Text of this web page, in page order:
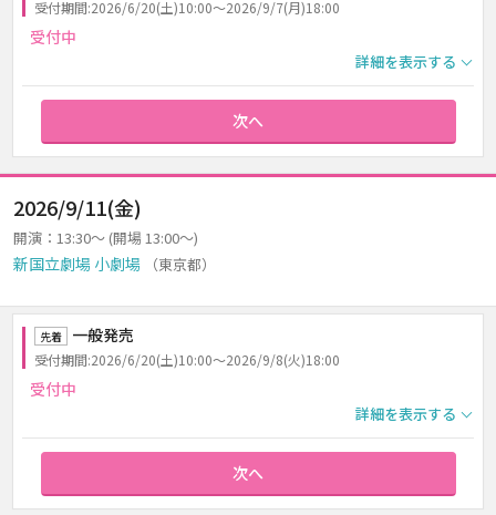
受付期間:2026/6/20(土)10:00～2026/9/7(月)18:00
受付中
詳細を表示する
次へ
2026/9/11(金)
開演：13:30～ (開場 13:00～)
新国立劇場 小劇場 （東京都）
先着 一般発売
受付期間:2026/6/20(土)10:00～2026/9/8(火)18:00
受付中
詳細を表示する
次へ